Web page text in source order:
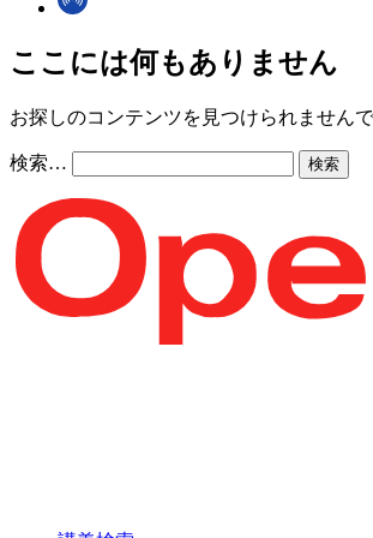
ここには何もありません
お探しのコンテンツを見つけられません
検索…